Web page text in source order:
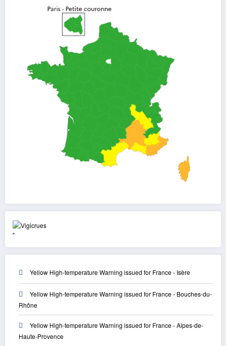
"
Yellow High-temperature Warning issued for France - Isère
Yellow High-temperature Warning issued for France - Bouches-du-
Rhône
Yellow High-temperature Warning issued for France - Alpes-de-
Haute-Provence